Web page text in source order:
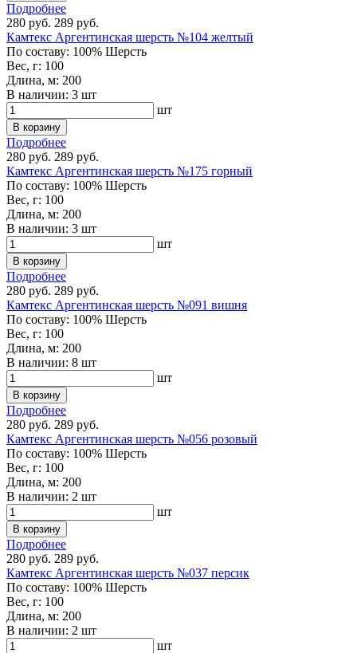
Подробнее
280 руб. 289 руб.
Камтекс Аргентинская шерсть №104 желтый
По составу: 100% Шерсть
Вес, г: 100
Длина, м: 200
В наличии: 3 шт
шт
В корзину
Подробнее
280 руб. 289 руб.
Камтекс Аргентинская шерсть №175 горный
По составу: 100% Шерсть
Вес, г: 100
Длина, м: 200
В наличии: 3 шт
шт
В корзину
Подробнее
280 руб. 289 руб.
Камтекс Аргентинская шерсть №091 вишня
По составу: 100% Шерсть
Вес, г: 100
Длина, м: 200
В наличии: 8 шт
шт
В корзину
Подробнее
280 руб. 289 руб.
Камтекс Аргентинская шерсть №056 розовый
По составу: 100% Шерсть
Вес, г: 100
Длина, м: 200
В наличии: 2 шт
шт
В корзину
Подробнее
280 руб. 289 руб.
Камтекс Аргентинская шерсть №037 персик
По составу: 100% Шерсть
Вес, г: 100
Длина, м: 200
В наличии: 2 шт
шт